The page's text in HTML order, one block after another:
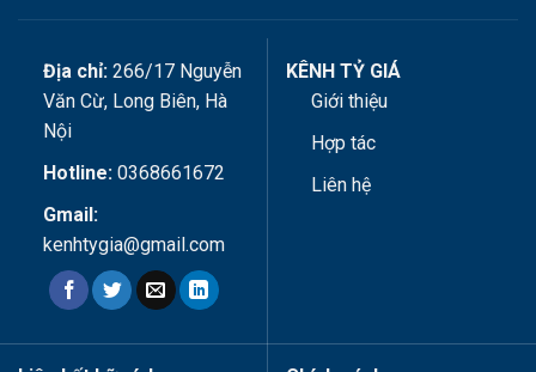
Địa chỉ:266/17 Nguyễn
Văn Cừ, Long Biên, Hà
Nội
Hotline:0368661672
Gmail:
kenhtygia@gmail.com
KÊNH TỶ GIÁ
Giới thiệu
Hợp tác
Liên hệ